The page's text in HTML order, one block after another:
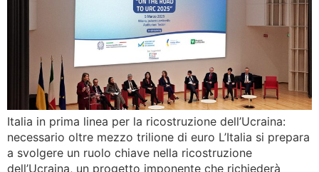
Italia in prima linea per la ricostruzione dell’Ucraina:
necessario oltre mezzo trilione di euro L’Italia si prepara
a svolgere un ruolo chiave nella ricostruzione
dell’Ucraina, un progetto imponente che richiederà